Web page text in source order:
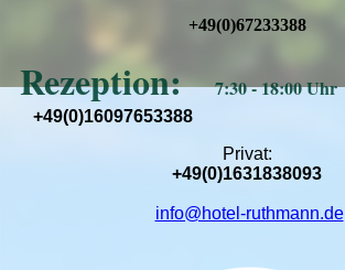
+49(0)67233388
Rezeption:7:30 - 18:00 Uhr
+49(0)16097653388
Privat:
+49(0)1631838093
info@hotel-ruthmann.de